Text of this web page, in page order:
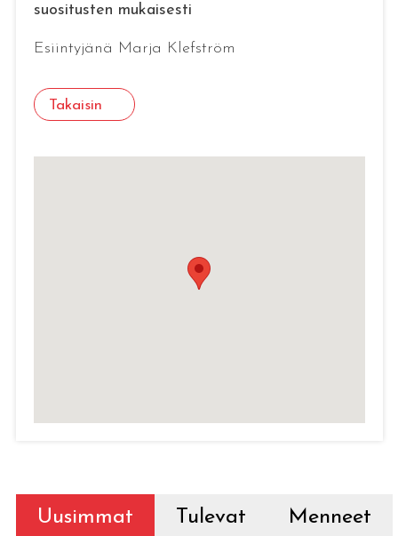
suositusten mukaisesti
Esiintyjänä Marja Klefström
Takaisin
Uusimmat Tulevat Menneet